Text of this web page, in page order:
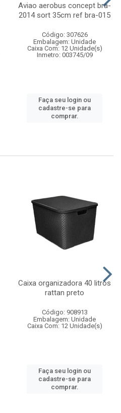
Aviao aerobus concept bra-
2014 sort 35cm ref bra-015
Código: 307626
Embalagem: Unidade
Caixa Com: 12 Unidade(s)
Inmetro: 003745/09
Faça seu login ou
cadastre-se para
comprar.
Caixa organizadora 40 litros
rattan preto
Código: 908913
Embalagem: Unidade
Caixa Com: 12 Unidade(s)
Faça seu login ou
cadastre-se para
comprar.